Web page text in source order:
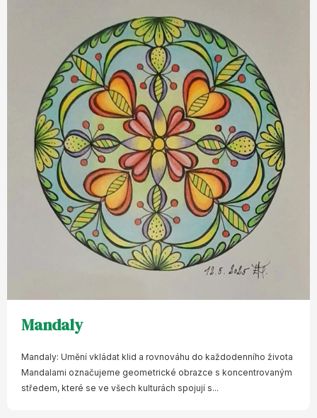
Mandaly
Mandaly: Umění vkládat klid a rovnováhu do každodenního života
Mandalami označujeme geometrické obrazce s koncentrovaným
středem, které se ve všech kulturách spojují s...